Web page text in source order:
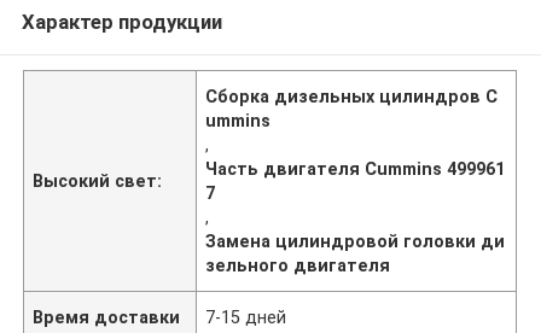
Характер продукции
Высокий свет:
Сборка дизельных цилиндров C
ummins
,
Часть двигателя Cummins 499961
7
,
Замена цилиндровой головки ди
зельного двигателя
Время доставки 7-15 дней